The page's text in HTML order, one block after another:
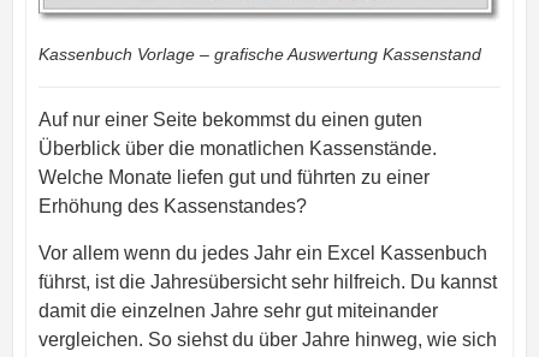
Kassenbuch Vorlage – grafische Auswertung Kassenstand
Auf nur einer Seite bekommst du einen guten
Überblick über die monatlichen Kassenstände.
Welche Monate liefen gut und führten zu einer
Erhöhung des Kassenstandes?
Vor allem wenn du jedes Jahr ein Excel Kassenbuch
führst, ist die Jahresübersicht sehr hilfreich. Du kannst
damit die einzelnen Jahre sehr gut miteinander
vergleichen. So siehst du über Jahre hinweg, wie sich